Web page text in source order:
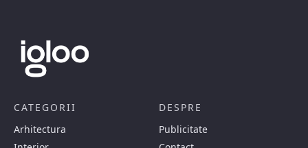
CATEGORII
Arhitectura
DESPRE
Publicitate